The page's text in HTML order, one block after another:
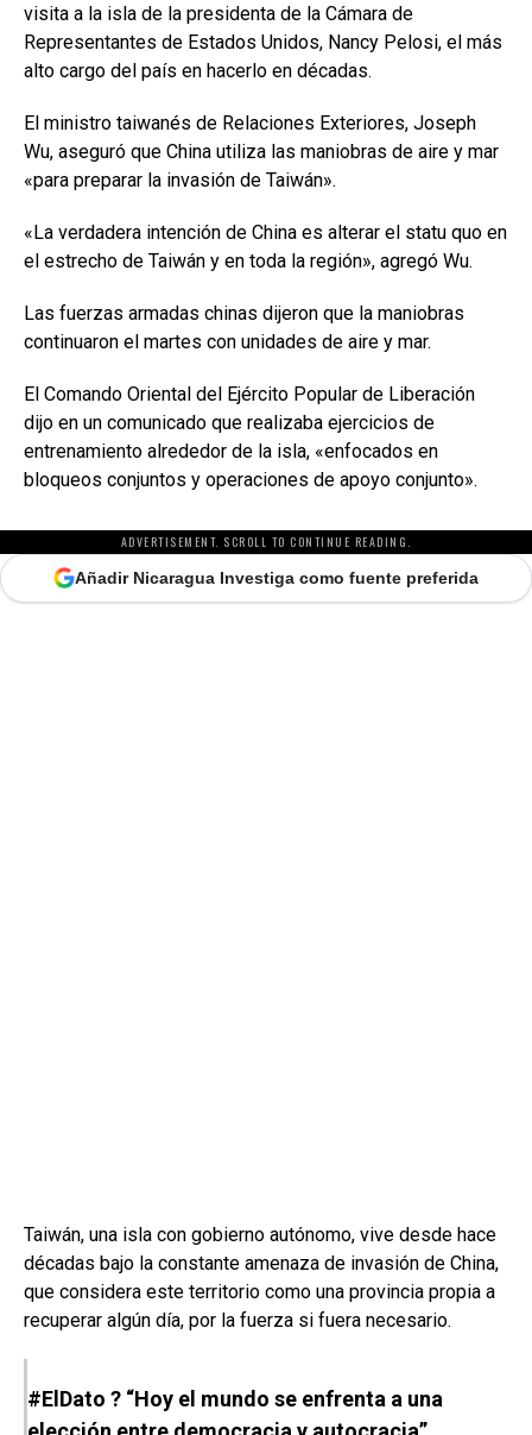
visita a la isla de la presidenta de la Cámara de
Representantes de Estados Unidos, Nancy Pelosi, el más
alto cargo del país en hacerlo en décadas.
El ministro taiwanés de Relaciones Exteriores, Joseph
Wu, aseguró que China utiliza las maniobras de aire y mar
«para preparar la invasión de Taiwán».
«La verdadera intención de China es alterar el statu quo en
el estrecho de Taiwán y en toda la región», agregó Wu.
Las fuerzas armadas chinas dijeron que la maniobras
continuaron el martes con unidades de aire y mar.
El Comando Oriental del Ejército Popular de Liberación
dijo en un comunicado que realizaba ejercicios de
entrenamiento alrededor de la isla, «enfocados en
bloqueos conjuntos y operaciones de apoyo conjunto».
ADVERTISEMENT. SCROLL TO CONTINUE READING.
Añadir Nicaragua Investiga como fuente preferida
Taiwán, una isla con gobierno autónomo, vive desde hace
décadas bajo la constante amenaza de invasión de China,
que considera este territorio como una provincia propia a
recuperar algún día, por la fuerza si fuera necesario.
#ElDato ? “Hoy el mundo se enfrenta a una